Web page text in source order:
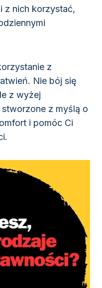
z nich korzystać,
z
Nie bój się
z wyżej
z myślą o
i pomóc Ci